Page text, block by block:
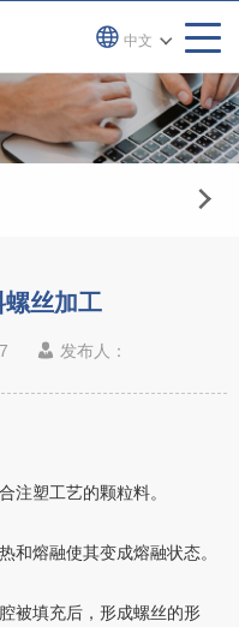
中文
丝加工
发布人：
注塑工艺的颗粒料。
和熔融使其变成熔融状态。
被填充后，形成螺丝的形